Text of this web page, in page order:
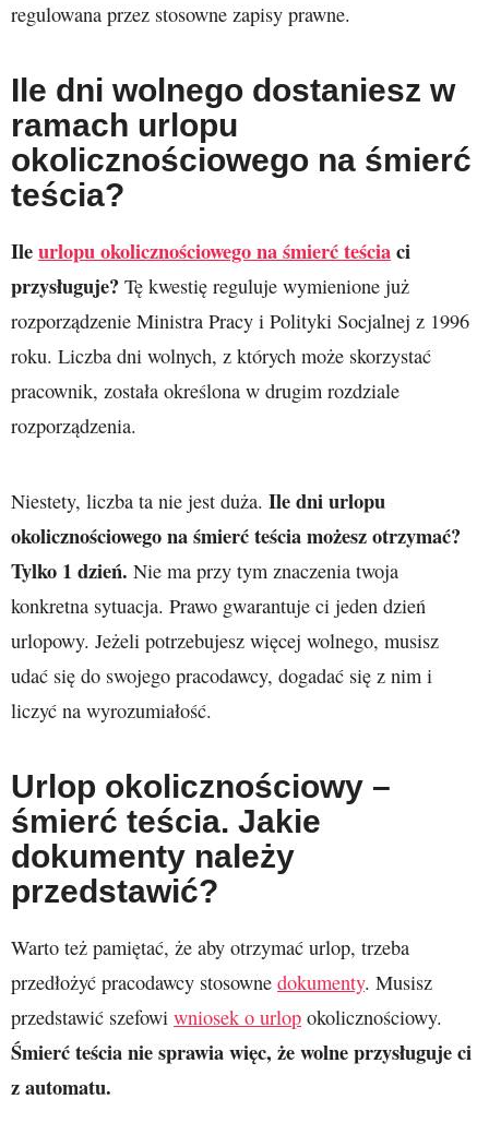
regulowana przez stosowne zapisy prawne.
Ile dni wolnego dostaniesz w
ramach urlopu
okolicznościowego na śmierć
teścia?
Ileurlopu okolicznościowego na śmierć teściaci
przysługuje? Tę kwestię reguluje wymienione już
rozporządzenie Ministra Pracy i Polityki Socjalnej z 1996
roku. Liczba dni wolnych, z których może skorzystać
pracownik, została określona w drugim rozdziale
rozporządzenia.
Niestety, liczba ta nie jest duża. Ile dni urlopu
okolicznościowego na śmierć teścia możesz otrzymać?
Tylko 1 dzień. Nie ma przy tym znaczenia twoja
konkretna sytuacja. Prawo gwarantuje ci jeden dzień
urlopowy. Jeżeli potrzebujesz więcej wolnego, musisz
udać się do swojego pracodawcy, dogadać się z nim i
liczyć na wyrozumiałość.
Urlop okolicznościowy –
śmierć teścia. Jakie
dokumenty należy
przedstawić?
Warto też pamiętać, że aby otrzymać urlop, trzeba
przedłożyć pracodawcy stosowne dokumenty. Musisz
przedstawić szefowi wniosek o urlop okolicznościowy.
Śmierć teścia nie sprawia więc, że wolne przysługuje ci
z automatu.